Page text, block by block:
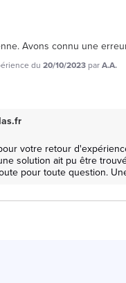
Avons connu une
du 20/10/2023 parA.A.
votre retour
solution ait pu être
pour toute question.